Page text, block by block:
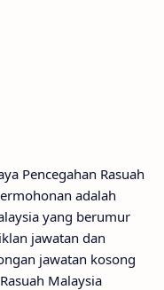
Pencegahan Rasuah
adalah
yang berumur
jawatan dan
jawatan kosong
Malaysia